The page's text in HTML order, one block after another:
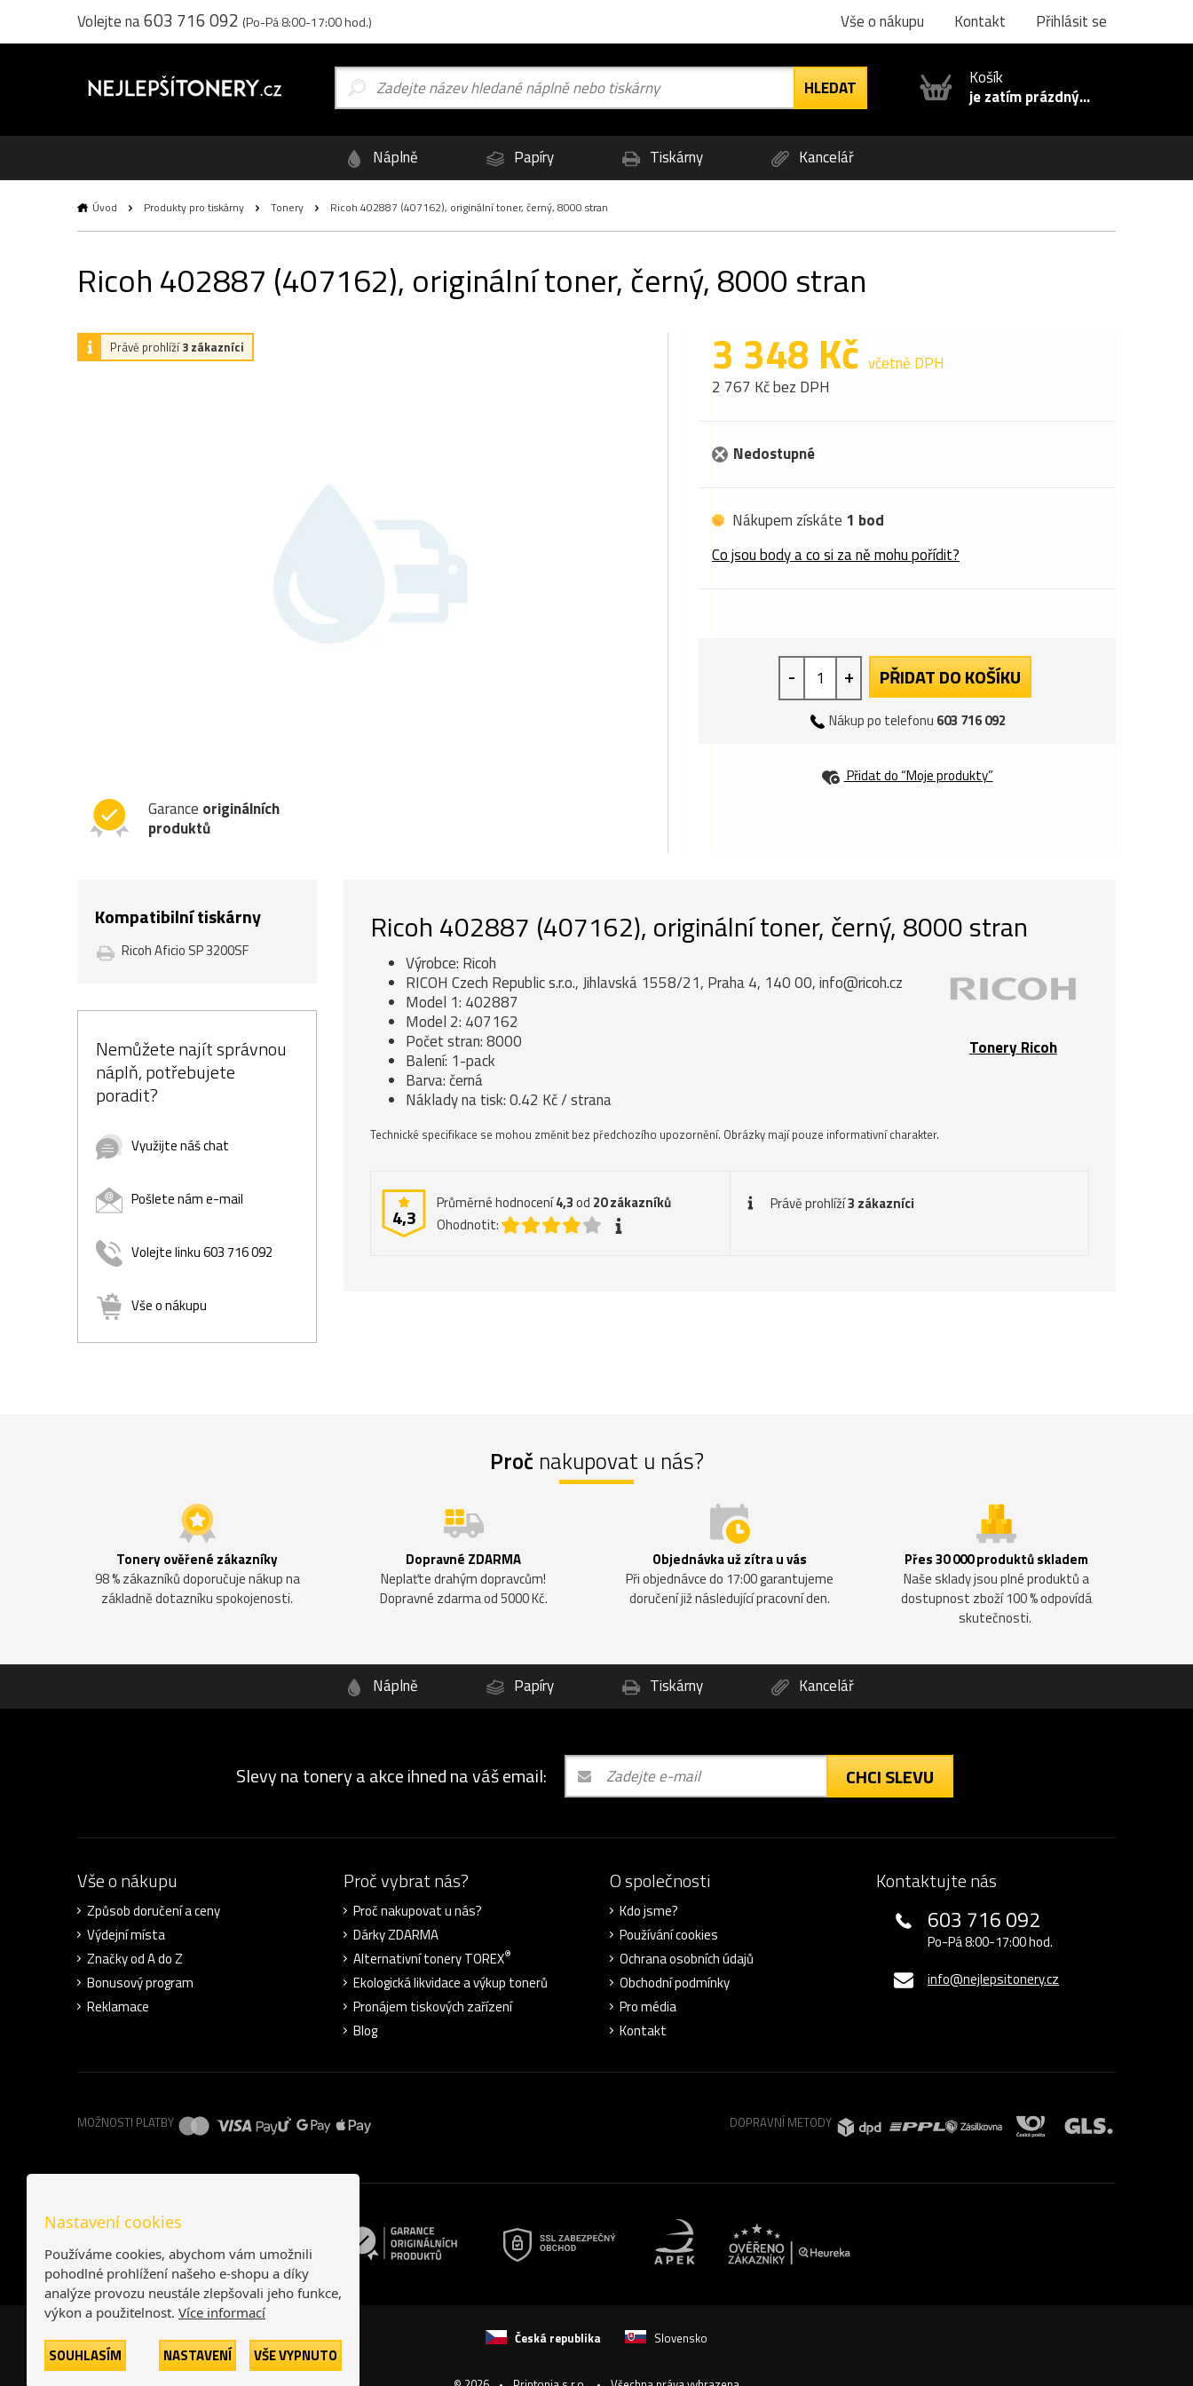
Volejte na603 716 092 (Po-Pá 8:00-17:00 hod.) Vše o nákupu Kontakt Přihlásit se
Košík
je zatím prázdný...
Náplně Papíry Tiskárny Kancelář
Úvod Produkty pro tiskárny Tonery Ricoh 402887 (407162), originální toner, černý, 8000 stran
Ricoh 402887 (407162), originální toner, černý, 8000 stran
Právě prohlíží3 zákazníci
Garance originálních
produktů
3 348 Kč včetně DPH
2 767 Kč bez DPH
Nedostupné
Nákupem získáte 1 bod
Co jsou body a co si za ně mohu pořídit?
- + PŘIDAT DO KOŠÍKU
Nákup po telefonu 603 716 092
Přidat do “Moje produkty”
Kompatibilní tiskárny
Ricoh Aficio SP 3200SF
Nemůžete najít správnou
náplň, potřebujete
poradit?
Využijte náš chat
Pošlete nám e-mail
Volejte linku 603 716 092
Vše o nákupu
Ricoh 402887 (407162), originální toner, černý, 8000 stran
Tonery Ricoh
Výrobce: Ricoh
RICOH Czech Republic s.r.o., Jihlavská 1558/21, Praha 4, 140 00, info@ricoh.cz
Model 1: 402887
Model 2: 407162
Počet stran: 8000
Balení: 1-pack
Barva: černá
Náklady na tisk: 0.42 Kč / strana
Technické specifikace se mohou změnit bez předchozího upozornění. Obrázky mají pouze informativní charakter.
4,3
Průměrné hodnocení4,3od 20zákazníků
Ohodnotit:
Právě prohlíží3 zákazníci
Proč nakupovat u nás?
Tonery ověřené zákazníky
98 % zákazníků doporučuje nákup na
základně dotazníku spokojenosti.
Dopravné ZDARMA
Neplaťte drahým dopravcům!
Dopravné zdarma od 5000 Kč.
Objednávka už zítra u vás
Při objednávce do 17:00 garantujeme
doručení již následující pracovní den.
Přes 30 000 produktů skladem
Naše sklady jsou plné produktů a
dostupnost zboží 100 % odpovídá
skutečnosti.
Náplně Papíry Tiskárny Kancelář
Slevy na tonery a akce ihned na váš email: CHCI SLEVU
Vše o nákupu
Způsob doručení a ceny
Výdejní místa
Značky od A do Z
Bonusový program
Reklamace
Proč vybrat nás?
Proč nakupovat u nás?
Dárky ZDARMA
Alternativní tonery TOREX®
Ekologická likvidace a výkup tonerů
Pronájem tiskových zařízení
Blog
O společnosti
Kdo jsme?
Používání cookies
Ochrana osobních údajů
Obchodní podmínky
Pro média
Kontakt
Kontaktujte nás
603 716 092
Po-Pá 8:00-17:00 hod.
info@nejlepsitonery.cz
MOŽNOSTI PLATBY DOPRAVNÍ METODY
Česká republika Slovensko
Nastavení cookies
Používáme cookies, abychom vám umožnili
pohodlné prohlížení našeho e-shopu a díky
analýze provozu neustále zlepšovali jeho funkce,
výkon a použitelnost. Více informací
SOUHLASÍM NASTAVENÍ VŠE VYPNUTO